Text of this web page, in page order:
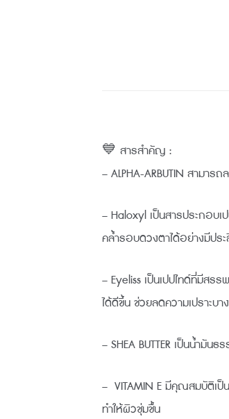
💙 สารสำคัญ :
– ALPHA-ARBUTIN สามาร
– Haloxyl เป็นสารประกอบ
คล้ำรอบดวงตาได้อย่างมีปร
– Eyeliss เป็นเปปไทด์ที่มีสร
ได้ดีขึ้น ช่วยลดความเปราะบ
– SHEA BUTTER เป็นน้ำมั
– VITAMIN E มีคุณสมบัติเ
ทำให้ผิวชุ่มชื้น